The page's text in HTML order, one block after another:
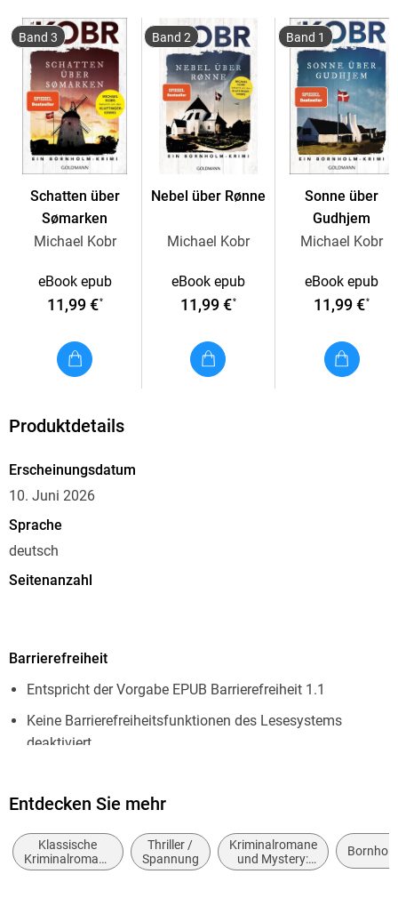
Bornholmer Kripo, nimmt das Postschiff, um im winzigen
Christiansø erste Ermittlungen anzustellen. Doch ein heftiger
Sturm zieht auf, Lennart sitzt fest. Und muss, während der
Wind die Inseln umtost, feststellen, dass auch dieser
scheinbar so verwunschene Ort nicht von den
Herausforderungen der modernen Zeit verschont geblieben
ist - und Neid, Hass und Habgier ihren festen Platz haben . . .
Band 3
Schatten über
Sømarken
Michael Kobr
eBook epub
11,99 €*
Band 2
Nebel über Rønne
Michael Kobr
eBook epub
11,99 €*
Band 1
Sonne über
Gudhjem
Michael Kobr
eBook epub
11,99 €*
Produktdetails
Erscheinungsdatum
10. Juni 2026
Sprache
deutsch
Seitenanzahl
11,57 MB
Reihe
Lennart Ipsen, 4
Autor/Autorin
Verlag/Hersteller
Kopierschutz
Barrierefreiheit
Entspricht der Vorgabe EPUB Barrierefreiheit 1.1
Keine Barrierefreiheitsfunktionen des Lesesystems
deaktiviert
Logische Lesereihenfolge eingehalten
Navigation über vorherige/nächste Abschnitte möglich
Landmark-Navigation vorhanden
Entdecken Sie mehr
Klassische
Kriminalromane
und Mystery
Thriller /
Spannung
Kriminalromane
und Mystery:
Cosy Mystery